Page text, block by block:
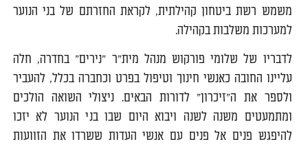
משמש רשת ביטחון קהילתית, לקראת החזרתם של בני הנוער
למערכות משלבות בקהילה.
לדבריו של שלומי פורקוש מנהל מית"ר "נירים" בחדרה, חלה
עליינו החובה כאנשי חינוך וטיפול בפרט וכחברה בכלל, להעביר
ולספר את ה"זיכרון" לדורות הבאים. ניצולי השואה הולכים
ומתמעטים משנה לשנה ויבוא היום שבו בני הנוער לא יזכו
להיפגש פנים אל פנים עם אנשי העדות ששרדו את הזוועות